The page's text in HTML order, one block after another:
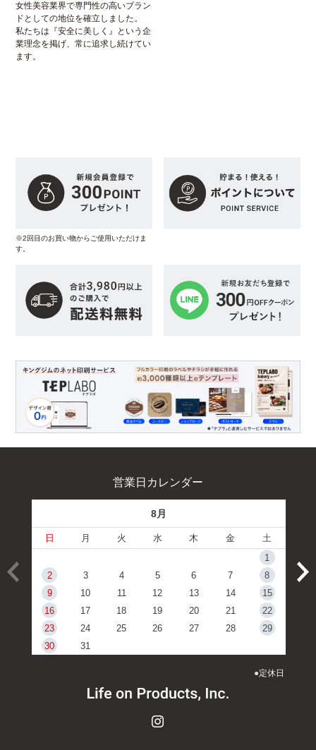
女性美容業界で専門性の高いブラン
ドとしての地位を確立しました。
私たちは『安全に美しく』という企
業理念を掲げ、常に追求し続けてい
ます。
※2回目のお買い物からご使用いただけま
す。
営業日カレンダー
8月
日 月 火 水 木 金
土
1
2
3 4 5 6 7
8
9
10 11 12 13 14
15
16
17 18 19 20 21
22
23
24 25 26 27 28
29
30
31
●定休日